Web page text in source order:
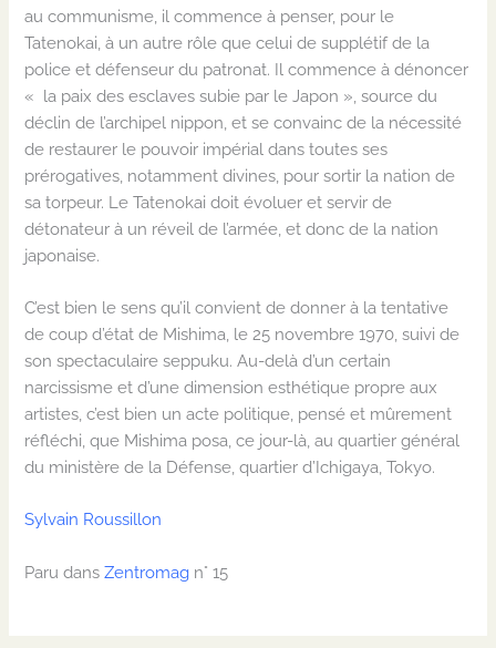
au communisme, il commence à penser, pour le
Tatenokai , à un autre rôle que celui de supplétif de la
police et défenseur du patronat. Il commence à dénoncer
« la paix des esclaves subie par le Japon » source du
déclin de l’archipel nippon , et se convainc de la nécessité
de restaurer le pouvoir impérial dans toutes ses
prérogatives, notamment divines, pour sortir la nation de
sa torpeur. LeTatenokai doit évoluer et servir de
détonateur à un réveil de l’armée, et donc de la nation
japonaise.
C’est bien le sens qu’il convient de donner à la tentative
de coup d’état de Mishima, le 25 novembre 1970, suivi de
son spectaculaire seppuku. Au-delà d’un certain
narcissismeet d’une dimension esthétique propre aux
artistes c’est bien un acte politique pensé et mûrement
réfléchi que Mishima posa, ce jour-là,au quartier général
du ministère de la Défense, quartier d’Ichigaya , Tokyo.
Sylvain Roussillon
Paru dansZentromag n° 15